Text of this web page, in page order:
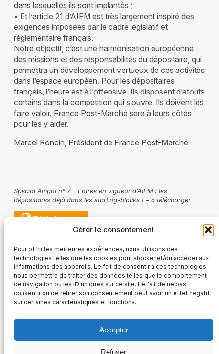
Gérer le consentement
Pour offrir les meilleures expériences, nous utilisons des
technologies telles que les cookies pour stocker et/ou accéder aux
informations des appareils. Le fait de consentir à ces technologies
nous permettra de traiter des données telles que le comportement
de navigation ou les ID uniques sur ce site. Le fait de ne pas
consentir ou de retirer son consentement peut avoir un effet négatif
sur certaines caractéristiques et fonctions.
Accepter
Refuser
dans lesquelles ils sont implantés ;
• Et l’article 21 d’AIFM est très largement inspiré des
exigences imposées par le cadre législatif et
réglementaire français.
Notre objectif, c’est une harmonisation européenne
des missions et des responsabilités du dépositaire, qui
permettra un développement vertueux de ces activités
dans l’espace européen. Pour les dépositaires
français, l’heure est à l’offensive. Ils disposent d’atouts
certains dans la compétition qui s’ouvre. Ils doivent les
faire valoir. France Post-Marché sera à leurs côtés
pour les y aider.
Marcel Roncin, Président de France Post-Marché
Spécial Amphi n° 7 – Entrée en vigueur d’AIFM : les
dépositaires déjà dans les starting-blocks ! – à télécharger
Télécharger